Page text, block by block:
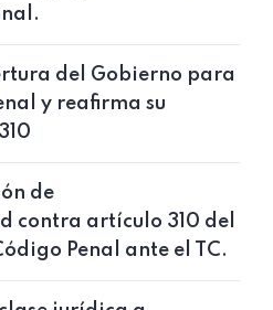
del Gobierno para
y reafirma su
de
contra artículo 310 del
Penal ante el TC.